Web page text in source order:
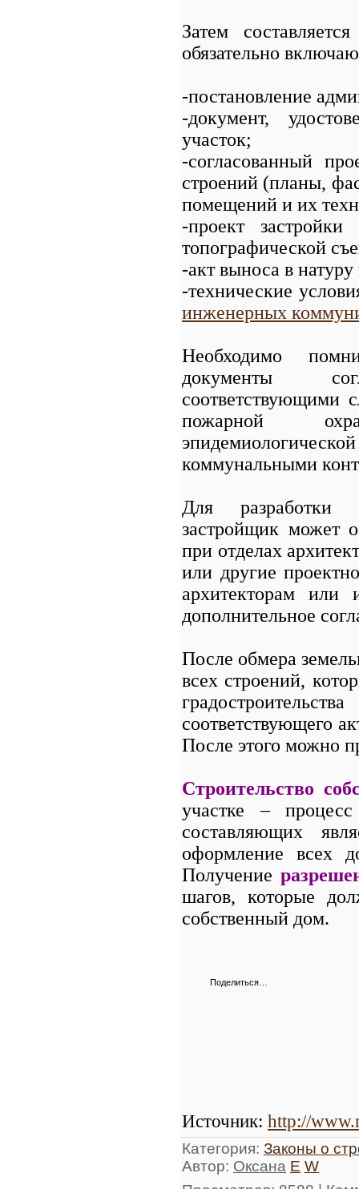
Затем
обязательно
-постановление
-документ,
участок;
-согласованный
строений (планы,
помещений и их
-проект
топографической
-акт выноса в
-технические
инженерных
Необходимо
документы
соответствующими
пожарной
коммунальными
Для разработки
застройщик может
при отделах
или другие
архитекторам или
дополнительное
После обмера
всех строений,
соответствующего
После этого можно
Строительство
участке –
составляющих
оформление всех
Получение
шагов, которые
собственный дом.
Поделиться…
Источник: http://
Категория: Законы о
Автор: Оксана E W